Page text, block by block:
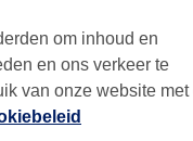
om inhoud en
en ons verkeer te
van onze website met